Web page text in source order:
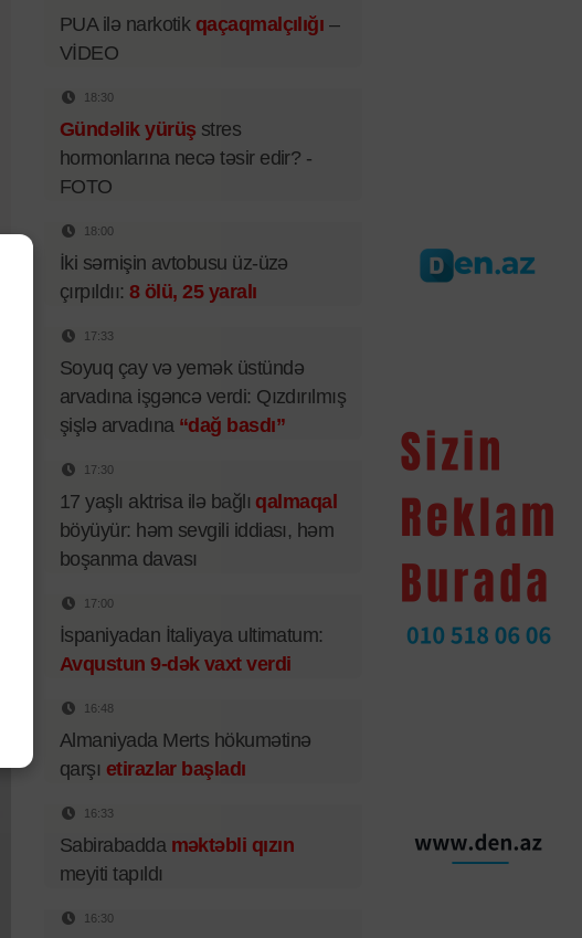
PUA ilə narkotik qaçaqmalçılığı –
VİDEO
18:30
Gündəlik yürüş stres
hormonlarına necə təsir edir? -
FOTO
18:00
İki sərnişin avtobusu üz-üzə
çırpıldıı:8 ölü, 25 yaralı
17:33
Soyuq çay və yemək üstündə
arvadına işgəncə verdi: Qızdırılmış
şişlə arvadına “dağ basdı”
17:30
17 yaşlı aktrisa ilə bağlı qalmaqal
böyüyür: həm sevgili iddiası, həm
boşanma davası
17:00
İspaniyadan İtaliyaya ultimatum:
Avqustun 9-dək vaxt verdi
16:48
Almaniyada Merts hökumətinə
qarşı etirazlar başladı
16:33
Sabirabadda məktəbli qızın
meyiti tapıldı
16:30